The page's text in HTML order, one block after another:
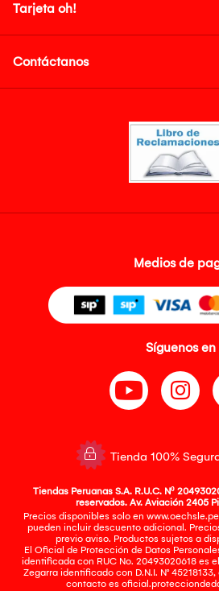
Tarjeta oh!
Contáctanos
Medios de
Síguenos en
Tienda 100%
Tiendas Peruanas S.A. R.U.C. Nº
reservados. Av. Aviación 2405
Precios disponibles solo en
pueden incluir descuento adicional.
previo aviso. Productos sujetos a
El Oficial de Protección de Datos
identificada con RUC No. 20493020618 es
Zegarra identificado con D.N.I. N°
contacto es